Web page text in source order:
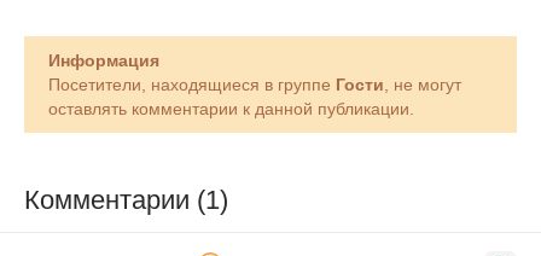
Информация
Посетители, находящиеся в группе Гости , не могут
оставлять комментарии к данной публикации.
Комментарии (1)